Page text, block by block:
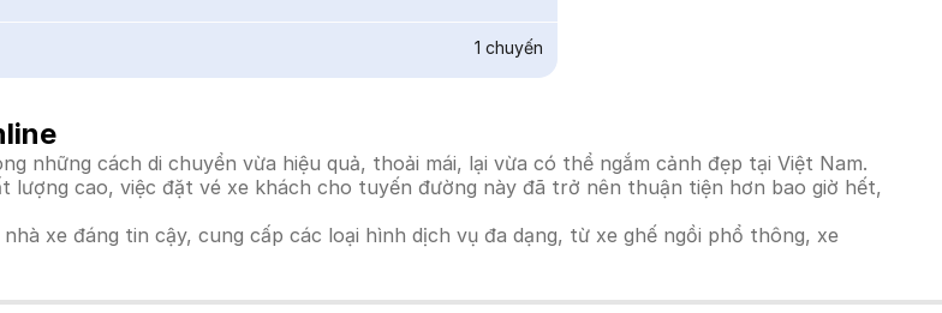
1 chuyến
những cách di chuyển vừa hiệu quả, thoải mái, lại vừa có thể ngắm cảnh đẹp tại Việt Nam.
lượng cao, việc đặt vé xe khách cho tuyến đường này đã trở nên thuận tiện hơn bao giờ hết,
xe đáng tin cậy, cung cấp các loại hình dịch vụ đa dạng, từ xe ghế ngồi phổ thông, xe